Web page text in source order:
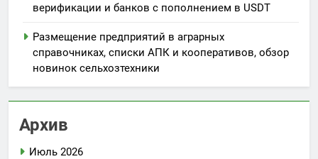
верификации и банков с пополнением в USDT
Размещение предприятий в аграрных
справочниках, списки АПК и кооперативов, обзор
новинок сельхозтехники
Архив
Июль 2026